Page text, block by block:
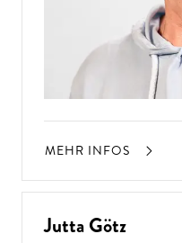
MEHR INFOS
Jutta Götz